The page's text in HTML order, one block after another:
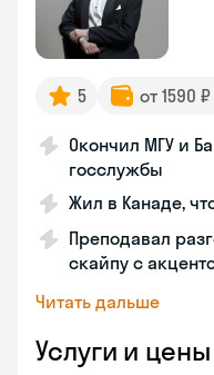
5 от 1590
Окончил МГУ и
госслужбы
Жил в Канаде,
Преподавал
скайпу с
Читать дальше
Услуги и цены